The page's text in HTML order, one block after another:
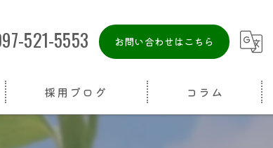
521-5553 お問い合わせはこちら
採用ブログ コラム